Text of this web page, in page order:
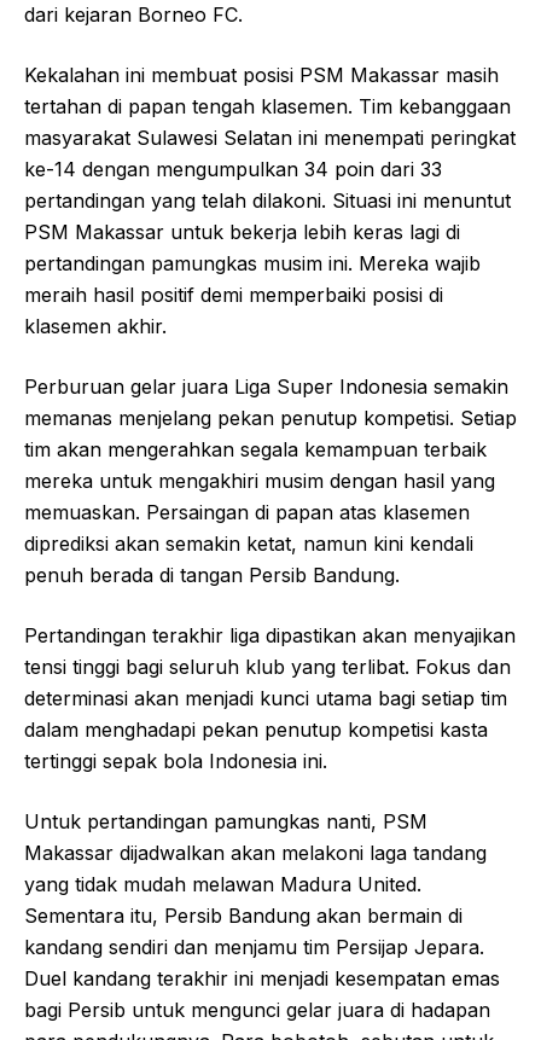
dari kejaran Borneo FC.
Kekalahan ini membuat posisi PSM Makassar masih
tertahan di papan tengah klasemen. Tim kebanggaan
masyarakat Sulawesi Selatan ini menempati peringkat
ke-14 dengan mengumpulkan 34 poin dari 33
pertandingan yang telah dilakoni. Situasi ini menuntut
PSM Makassar untuk bekerja lebih keras lagi di
pertandingan pamungkas musim ini. Mereka wajib
meraih hasil positif demi memperbaiki posisi di
klasemen akhir.
Perburuan gelar juara Liga Super Indonesia semakin
memanas menjelang pekan penutup kompetisi. Setiap
tim akan mengerahkan segala kemampuan terbaik
mereka untuk mengakhiri musim dengan hasil yang
memuaskan. Persaingan di papan atas klasemen
diprediksi akan semakin ketat, namun kini kendali
penuh berada di tangan Persib Bandung.
Pertandingan terakhir liga dipastikan akan menyajikan
tensi tinggi bagi seluruh klub yang terlibat. Fokus dan
determinasi akan menjadi kunci utama bagi setiap tim
dalam menghadapi pekan penutup kompetisi kasta
tertinggi sepak bola Indonesia ini.
Untuk pertandingan pamungkas nanti, PSM
Makassar dijadwalkan akan melakoni laga tandang
yang tidak mudah melawan Madura United.
Sementara itu, Persib Bandung akan bermain di
kandang sendiri dan menjamu tim Persijap Jepara.
Duel kandang terakhir ini menjadi kesempatan emas
bagi Persib untuk mengunci gelar juara di hadapan